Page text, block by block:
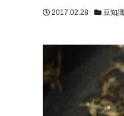
2017.02.28 豆知識